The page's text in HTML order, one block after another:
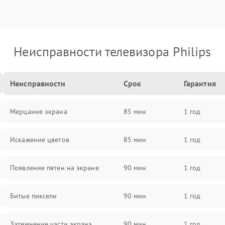
Неисправности телевизора Philips
Неисправности Срок Гарантия
Мерцание экрана 85 мин 1 год
Искажение цветов 85 мин 1 год
Появление пятен на экране 90 мин 1 год
Битые пиксели 90 мин 1 год